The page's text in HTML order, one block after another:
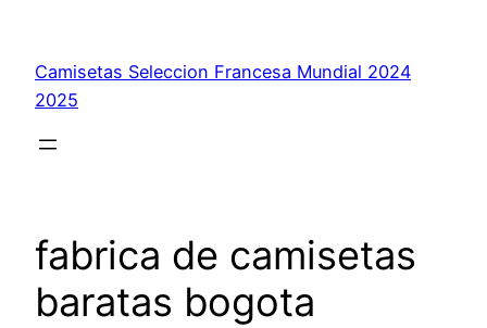
contenido
Camisetas Seleccion Francesa Mundial 2024
2025
fabrica de camisetas
baratas bogota